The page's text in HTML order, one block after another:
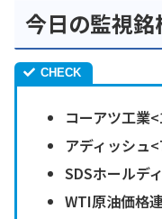
今日の監視銘
コーアツ工業
アディッシュ
SDSホールデ
WTI原油価格